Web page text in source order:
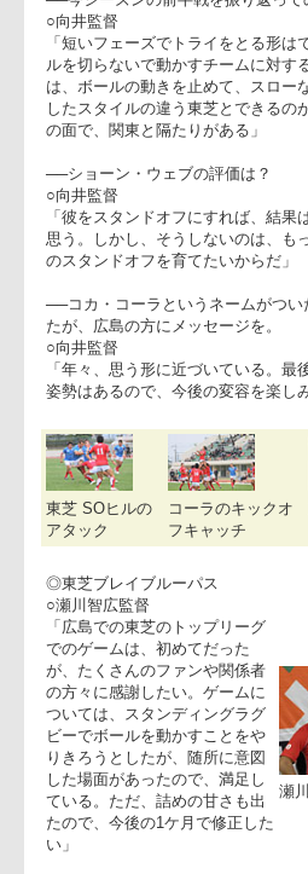
ので、しっかり修正したい。」
──試合前に想定した東芝の強
た部分は？
○三根キャプテン
「ラインアウトは、適応できた
──今シーズンの前半戦を振り返
○向井監督
「短いフェーズでトライをとる
は、ボールの動きを止めて、ス
したスタイルの違う東芝とでき
の面で、関東と隔たりがある」
──ショーン・ウェブの評価は？
「彼をスタンドオフにすれば、
思う。しかし、そうしないのは
のスタンドオフを育てたいから
──コカ・コーラというネーム
○向井監督
「年々、思う形に近づいている
姿勢はあるので、今後の変容を
東芝 SOヒルの
アタック
コーラのキッ
フキャッチ
◎東芝ブレイブルーパス